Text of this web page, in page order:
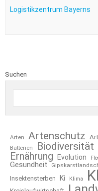
Logistikzentrum Bayerns
Suchen
Arten Artenschutz
Batterien
Biodiversität
Ernährung
Evolution
Gesundheit
Insektensterben Ki Klima